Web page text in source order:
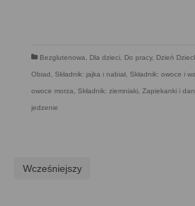
Bezglutenowa Dla dzieci Do pracy, Dzień
Obiad Składnik: jajka i nabiał Składnik: owoce i
owoce morza Składnik: ziemniaki Zapiekanki i
jedzenie
Wcześniejszy